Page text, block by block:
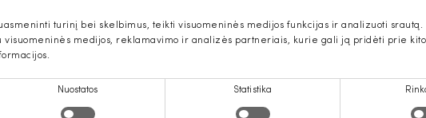
turinį bei skelbimus, teikti visuomeninės medijos funkcijas ir analizuoti srautą.
medijos, reklamavimo ir analizės partneriais, kurie gali ją pridėti prie
Nuostatos Statistika